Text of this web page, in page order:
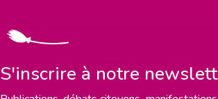
S'inscrire à notre